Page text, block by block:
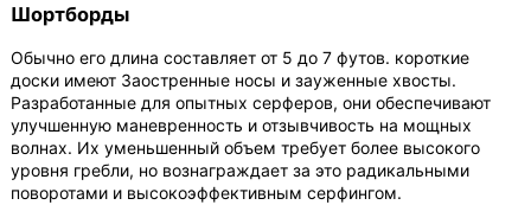
Шортборды
Обычно его длина составляет от 5 до 7 футов. короткие
доски имеютЗаостренные носы и зауженные хвосты.
Разработанные для опытных серферов, они обеспечивают
улучшенную маневренность и отзывчивость на мощных
волнах. Их уменьшенный объем требует более высокого
уровня гребли, но вознаграждает за это радикальными
поворотами и высокоэффективным серфингом.